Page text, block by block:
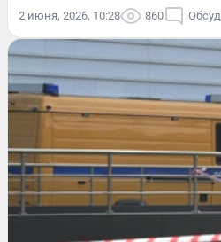
2 июня, 2026, 10:28 860